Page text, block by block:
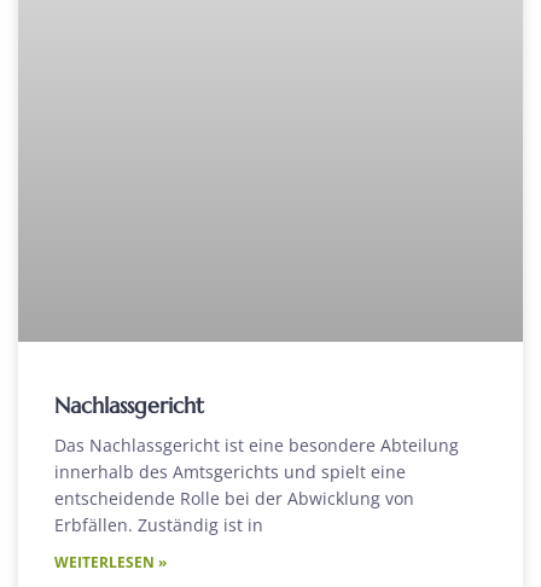
Nachlassgericht
Das Nachlassgericht ist eine besondere Abteilung
innerhalb des Amtsgerichts und spielt eine
entscheidende Rolle bei der Abwicklung von
Erbfällen. Zuständig ist in
WEITERLESEN »